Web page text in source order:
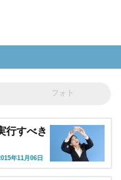
フォト
行すべき
年11月06日